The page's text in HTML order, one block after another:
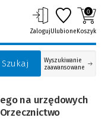
Szukaj
Wyszukiwanie
zaawansowane
ZalogujUlubione
0
Koszyk
na urzędowych